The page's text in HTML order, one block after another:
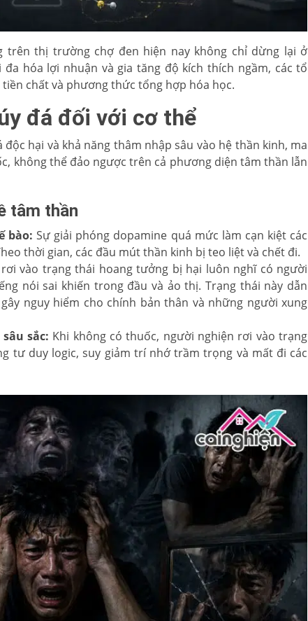
trên thị trường chợ đen hiện nay không chỉ dừng lại ở
hóa lợi nhuận và gia tăng độ kích thích ngầm, các tổ
chất và phương thức tổng hợp hóa học.
đá đối với cơ thể
hại và khả năng thâm nhập sâu vào hệ thần kinh, ma
không thể đảo ngược trên cả phương diện tâm thần lẫn
tâm thần
bào: Sự giải phóng dopamine quá mức làm cạn kiệt các
thời gian, các đầu mút thần kinh bị teo liệt và chết đi.
vào trạng thái hoang tưởng bị hại luôn nghĩ có người
nói sai khiến trong đầu và ảo thị. Trạng thái này dẫn
nguy hiểm cho chính bản thân và những người xung
sắc: Khi không có thuốc, người nghiện rơi vào trạng
tư duy logic, suy giảm trí nhớ trầm trọng và mất đi các